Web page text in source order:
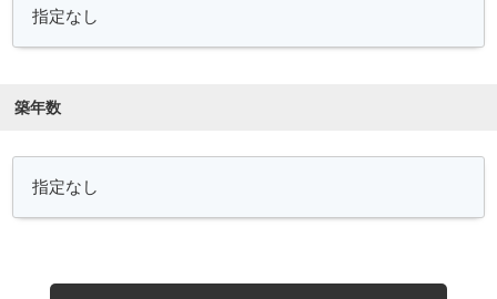
築年数